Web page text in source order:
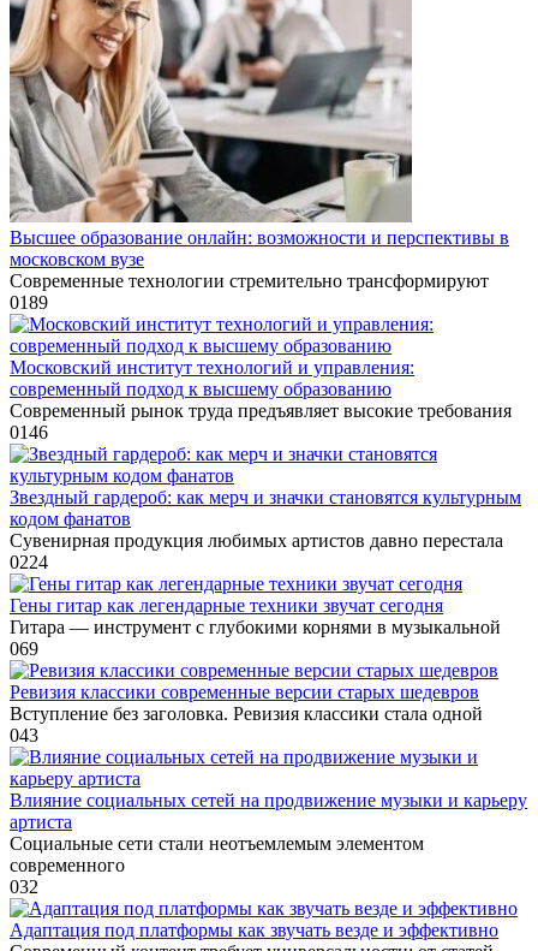
Высшее образование онлайн: возможности и перспективы в
московском вузе
Современные технологии стремительно трансформируют
0189
Московский институт технологий и управления:
современный подход к высшему образованию
Современный рынок труда предъявляет высокие требования
0146
Звездный гардероб: как мерч и значки становятся культурным
кодом фанатов
Сувенирная продукция любимых артистов давно перестала
0224
Гены гитар как легендарные техники звучат сегодня
Гитара — инструмент с глубокими корнями в музыкальной
069
Ревизия классики современные версии старых шедевров
Вступление без заголовка. Ревизия классики стала одной
043
Влияние социальных сетей на продвижение музыки и карьеру
артиста
Социальные сети стали неотъемлемым элементом
современного
032
Адаптация под платформы как звучать везде и эффективно